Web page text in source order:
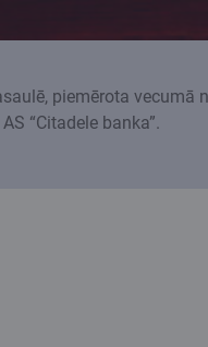
piemērota vecumā
“Citadele banka”.